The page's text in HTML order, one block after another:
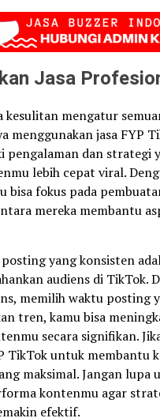
Jasa
kesulitan mengatur
menggunakan jasa FYP
pengalaman dan strategi
lebih cepat viral.
bisa fokus pada
mereka membantu
yang konsisten
audiens di TikTok.
memilih waktu posting
tren, kamu bisa
secara signifikan.
TikTok untuk membantu
maksimal. Jangan lupa
kontenmu agar
efektif.